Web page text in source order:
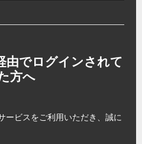
でログインされて
方へ
ービスをご利用いただき、誠に